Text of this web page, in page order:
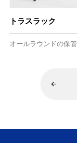
トラスラック
オールラウンドの保